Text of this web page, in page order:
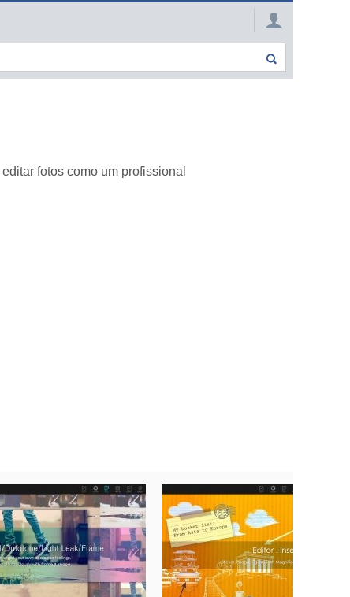
fotos como um profissional